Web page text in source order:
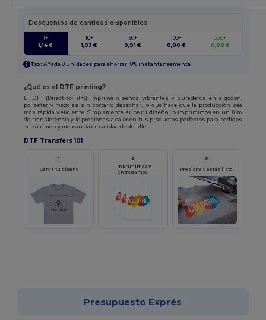
Descuentos de cantidad disponibles
1+
1,14 €
10+
1,03 €
50+
0,91 €
100+
0,80 €
250+
0,68 €
Tip: Añade 9 unidades para ahorrar 10% instantáneamente.
¿Qué es el DTF printing?
El DTF (Direct-to-Film) imprime diseños vibrantes y duraderos en algodón,
poliéster y mezclas sin cortar o desechar, lo que hace que la producción sea
más rápida y eficiente. Simplemente sube tu diseño, lo imprimimos en un film
de transferencia y lo presionas a calor en tus productos perfectos para pedidos
en volumen y mercancía de calidad de detalle.
DTF Transfers 101
1
Carga tu diseño
2
Imprimimos y
entregamos
3
Presiona y estás listo!
Presupuesto Exprés